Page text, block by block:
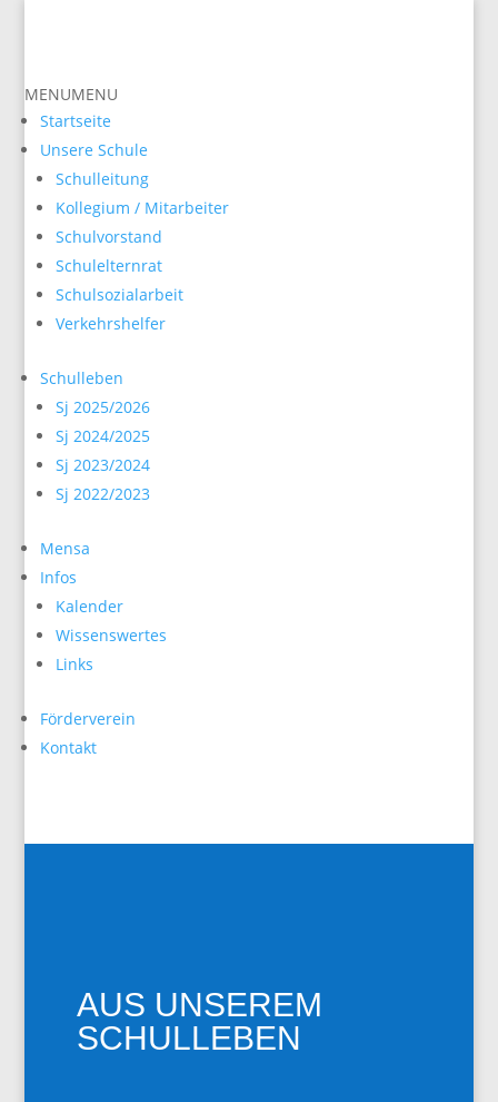
MENUMENU
Startseite
Unsere Schule
Schulleitung
Kollegium / Mitarbeiter
Schulvorstand
Schulelternrat
Schulsozialarbeit
Verkehrshelfer
Schulleben
Sj 2025/2026
Sj 2024/2025
Sj 2023/2024
Sj 2022/2023
Mensa
Infos
Kalender
Wissenswertes
Links
Förderverein
Kontakt
AUS UNSEREM
SCHULLEBEN